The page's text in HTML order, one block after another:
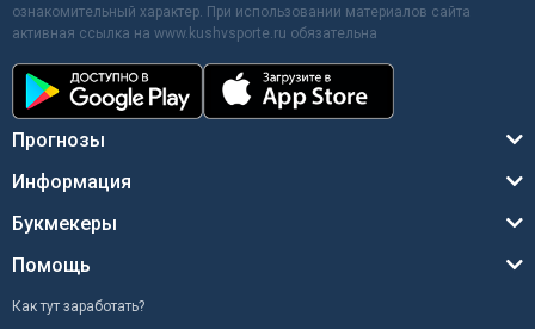
ознакомительный характер. При использовании материалов сайта
активная ссылка на www.kushvsporte.ru обязательна
Прогнозы
Информация
Букмекеры
Помощь
Как тут заработать?